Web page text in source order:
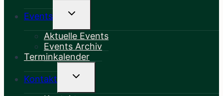
Events
Untermenü
Aktuelle Events
Events Archiv
Terminkalender
Kontakt
Untermenü